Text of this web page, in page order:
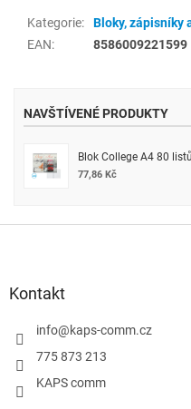
Kategorie:
Bloky, zápisníky
EAN: 8586009221599
NAVŠTÍVENÉ PRODUKTY
Blok College A4 80
77,86 Kč
Kontakt
info@kaps-comm.cz
775 873 213
KAPS comm